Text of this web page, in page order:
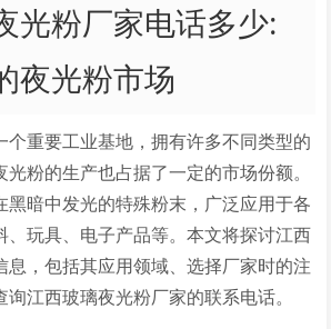
光粉厂家电话多少:
夜光粉市场
个重要工业基地，拥有许多不同类型的
粉的生产也占据了一定的市场份额。
黑暗中发光的特殊粉末，广泛应用于各
、玩具、电子产品等。本文将探讨江西
息，包括其应用领域、选择厂家时的注
江西玻璃夜光粉厂家的联系电话。